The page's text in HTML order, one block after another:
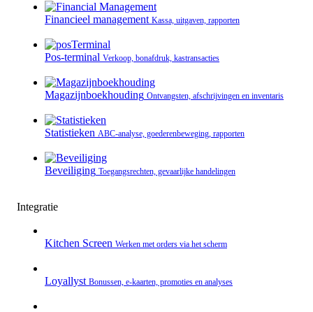
Financieel management Kassa, uitgaven, rapporten
Pos-terminal Verkoop, bonafdruk, kastransacties
Magazijnboekhouding Ontvangsten, afschrijvingen en inventaris
Statistieken ABC-analyse, goederenbeweging, rapporten
Beveiliging Toegangsrechten, gevaarlijke handelingen
Integratie
Kitchen Screen Werken met orders via het scherm
Loyallyst Bonussen, e‑kaarten, promoties en analyses